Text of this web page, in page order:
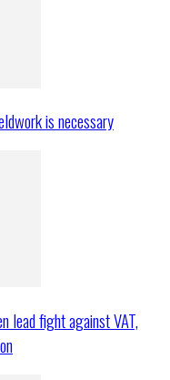
is necessary
lead fight against VAT,